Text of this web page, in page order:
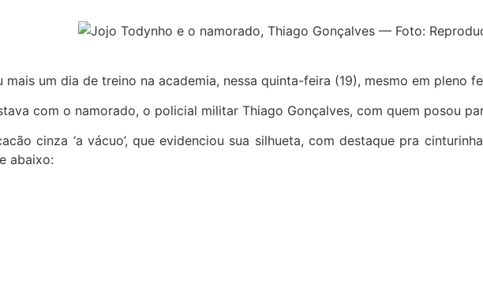
um dia de treino na academia, nessa quinta-feira (19), mesmo em pleno
com o namorado, o policial militar Thiago Gonçalves, com quem posou
cinza ‘a vácuo’, que evidenciou sua silhueta, com destaque pra
abaixo: